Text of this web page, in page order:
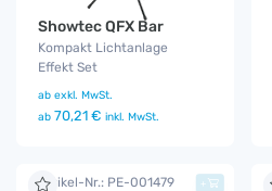
Showtec QFX Bar
Kompakt Lichtanlage
Effekt Set
ab exkl. MwSt.
ab 70,21 € inkl. MwSt.
Artikel-Nr.: PE-001479 +